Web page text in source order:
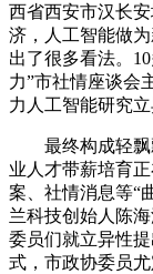
西省西安市汉长
济，人工智能做
出了很多看法。
力”市社情座谈会
力人工智能研究
最终构成轻飘
业人才带薪培育
案、社情消息等“
兰科技创始人陈
委员们就立异性
式，市政协委员尤